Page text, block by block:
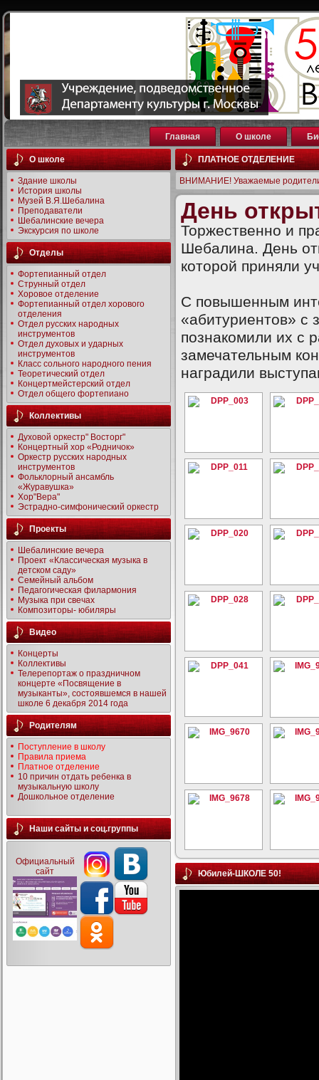
Главная О школе
О школе
Здание школы
История школы
Музей В.Я.Шебалина
Преподаватели
Шебалинские вечера
Экскурсия по школе
Отделы
Фортепианный отдел
Струнный отдел
Хоровое отделение
Фортепианный отдел хорового
отделения
Отдел русских народных
инструментов
Отдел духовых и ударных
инструментов
Класс сольного народного пения
Теоретический отдел
Концертмейстерский отдел
Отдел общего фортепиано
Коллективы
Духовой оркестр" Восторг"
Концертный хор «Родничок»
Оркестр русских народных
инструментов
Фольклорный ансамбль
«Журавушка»
Хор"Вера"
Эстрадно-симфонический оркестр
Проекты
Шебалинские вечера
Проект «Классическая музыка в
детском саду»
Семейный альбом
Педагогическая филармония
Музыка при свечах
Композиторы- юбиляры
Видео
Концерты
Коллективы
Телерепортаж о праздничном
концерте «Посвящение в
музыканты», состоявшемся в нашей
школе 6 декабря 2014 года
Родителям
Поступление в школу
Правила приема
Платное отделение
10 причин отдать ребенка в
музыкальную школу
Дошкольное отделение
Наши сайты и соц.группы
Официальный
сайт
ПЛАТНОЕ ОТДЕЛЕНИЕ
ВНИМАНИЕ! Уважаемые
День
Торжественно и
Шебалина. День
которой приняли
С повышенным
«абитуриентов»
познакомили их с
замечательным
наградили
Юбилей-ШКОЛЕ 50!